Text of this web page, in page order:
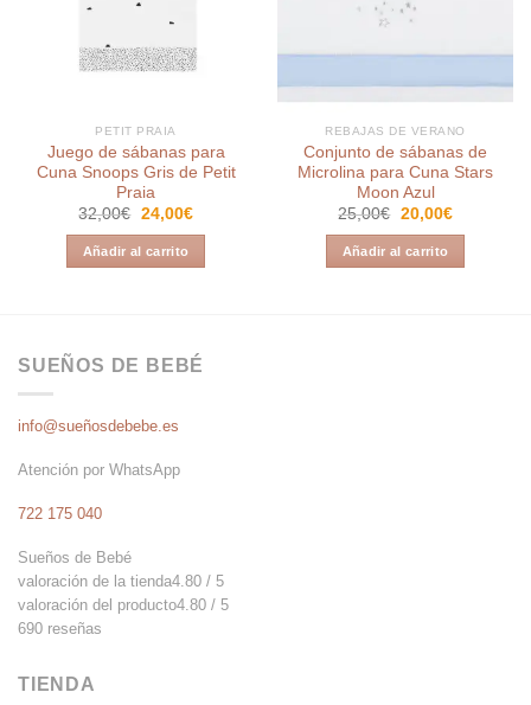
PETIT PRAIA
Juego de sábanas para
Cuna Snoops Gris de Petit
Praia
32,00€ El
original
era:
24,00€El
Añadir al carrito
REBAJAS DE VERANO
Conjunto de sábanas de
Microlina para Cuna Stars
Moon Azul
25,00€ El
original
era:
20,00€El
Añadir al carrito
SUEÑOS DE BEBÉ
info@sueñosdebebe.es
Atención por WhatsApp
722 175 040
Sueños de Bebé
valoración de la tienda4.80 / 5
valoración del producto4.80 / 5
690 reseñas
TIENDA